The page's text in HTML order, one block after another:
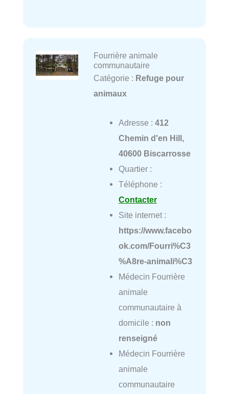
Fourrière animale
communautaire
Catégorie : Refuge pour
animaux
Adresse : 412
Chemin d'en Hill,
40600 Biscarrosse
Quartier :
Téléphone :
Contacter
Site internet :
https://www.facebo
ok.com/Fourri%C3
%A8re-animali%C3
Médecin Fourrière
animale
communautaire à
domicile : non
renseigné
Médecin Fourrière
animale
communautaire